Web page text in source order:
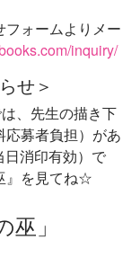
フォームよりメー
inquiry/
せ＞
、先生の描き下
募者負担）があ
日消印有効）で
』を見てね☆
」